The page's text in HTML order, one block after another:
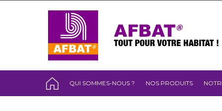
QUI SOMMES-NOUS ? NOS PRODUITS